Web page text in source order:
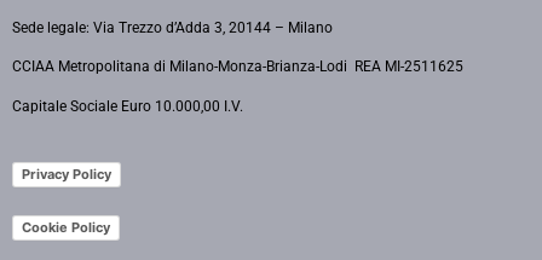
Sede legale: Via Trezzo d’Adda 3, 20144 – Milano
CCIAA Metropolitana di Milano-Monza-Brianza-Lodi REA MI-2511625
Capitale Sociale Euro 10.000,00 I.V.
Privacy Policy
Cookie Policy